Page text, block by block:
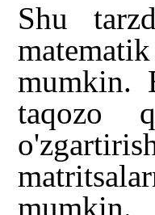
Shu
mumkin.
taqozo
mumkin.